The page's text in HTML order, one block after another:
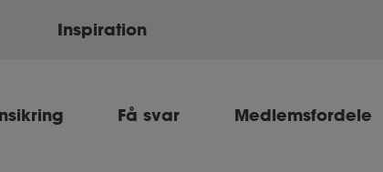
Inspiration
Få svar Medlemsfordele